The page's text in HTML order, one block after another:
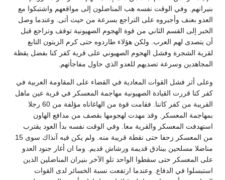
بنيرانهم. وفي الوقت نفسه هب المناضلون إلى مواقعهم واشتبكوا مع
العدو بعنف وأجبروه على التراجع بسرعة من حيث أتى. وعندما وصل
الخبر إلى القسم الثاني من قوة الهجوم الصهيونية توقف وتراجع قبل
أن يتصدى لهم العرب. ولكن هؤلاء طاردوه حتى كرم الزيتون التابع
لقرية الشجرة وفشل الهجوم الصهيوني على قرية كفر كنا بفضل يقظة
المجاهدين وسرعة تصديهم للعدو الذي حاول مفاجأتهم.
وعلى أثر فشل القوات المعادية في القضاء على المقاومة العربية في
كفر كنا قررت القيادة الصهيونية مهاجمة المعسكر في قرية عين ماهل
القريبة من كفر كاننا. فقامت قوة من الهاغاناه مؤلفة من 60 رجلا
بمهاجمة المعسكر. وقد مهدت لهجومها بقصف من مدافع الهاون
استهدفت المعسكر والقرية معا. وفي الوقت نفسه بدأ العود يقترب
من المعسكر زحفا حتى نقطة قريبة منه. ولم يكن فيه آنذاك سوى 15
مناضلا مسلحين ببنادق قديمة ورشاش قديم. وما ان أغار جنود العدو
على المعسكر حتى سقطوا الواحد تلو الآخر بنيران المناضلين الذين
استبسلوا في الدفاع. وعندما ارتفعت نسبة الخسائر لدى القوات